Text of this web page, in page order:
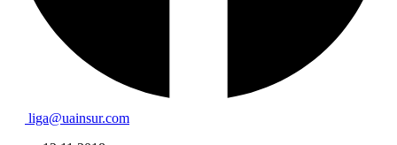
liga@uainsur.com